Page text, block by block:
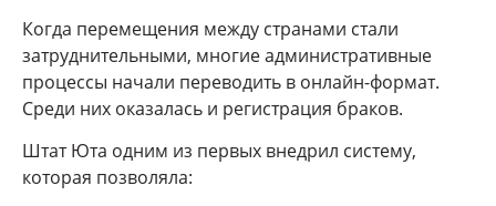
Когда перемещения между странами стали
затруднительными, многие административные
процессы начали переводить в онлайн-формат.
Среди них оказалась и регистрация браков.
Штат Юта одним из первых внедрил систему,
которая позволяла: